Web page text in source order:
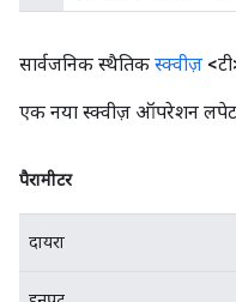
सार्वजनिक स्थैतिक स्क्वीज़
एक नया स्क्वीज़ ऑपरेशन
पैरामीटर
दायरा